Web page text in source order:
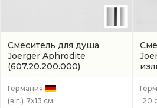
Смеситель для душа
Joerger Aphrodite
(607.20.200.000)
Германия
(в.г.) 7x13 см.
20